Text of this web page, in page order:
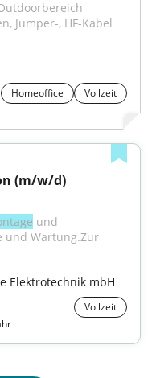
Jumper-, HF-Kabel
Homeoffice
Vollzeit
(m/w/d)
und
und Wartung.Zur
Elektrotechnik mbH
Vollzeit